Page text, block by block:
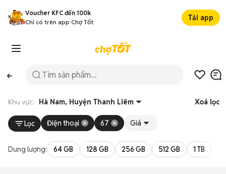
Voucher KFC đến 100k
Chỉ có trên app Chợ Tốt
Tải app
Khu vực: Hà Nam, Huyện Thanh Liêm Xoá lọc
Lọc Điện thoại 67 Giá
Dung lượng: 64 GB 128 GB 256 GB 512 GB 1 TB